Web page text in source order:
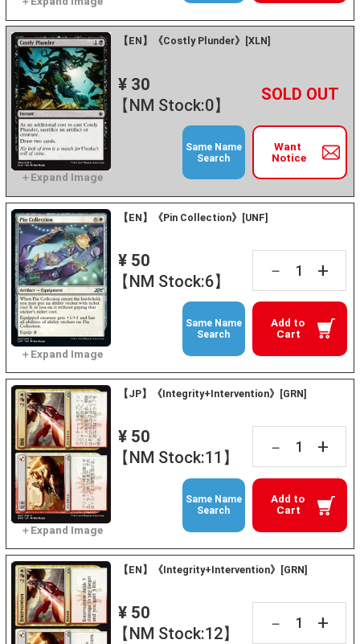
【EN】《Costly Plunder》[XLN]
¥ 30
【NM Stock:0】
－ +
Want
Notice
Same Name
Search
【EN】《Pin Collection》[UNF]
¥ 50
【NM Stock:6】
－ +
Add to
Cart
Same Name
Search
【JP】《Integrity+Intervention》[GRN]
¥ 50
【NM Stock:11】
－ +
Add to
Cart
Same Name
Search
【EN】《Integrity+Intervention》[GRN]
¥ 50
【NM Stock:12】
－ +